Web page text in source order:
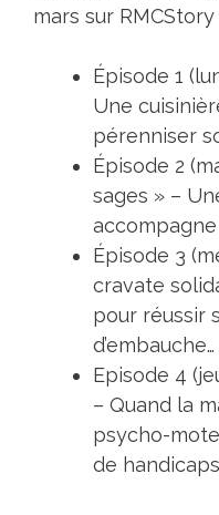
mars sur RMCStory
Épisode 1
Une
pérenniser
Épisode 2
sages » –
Épisode 3
cravate
pour réussir
d’embauche…
Episode 4
– Quand la
psycho-
de